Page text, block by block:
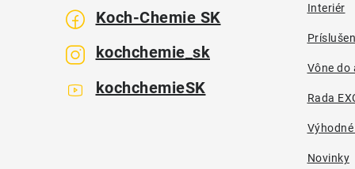
Koch-Chemie SK
kochchemie_sk
kochchemieSK
Interiér
Vône do
Rada
Novinky